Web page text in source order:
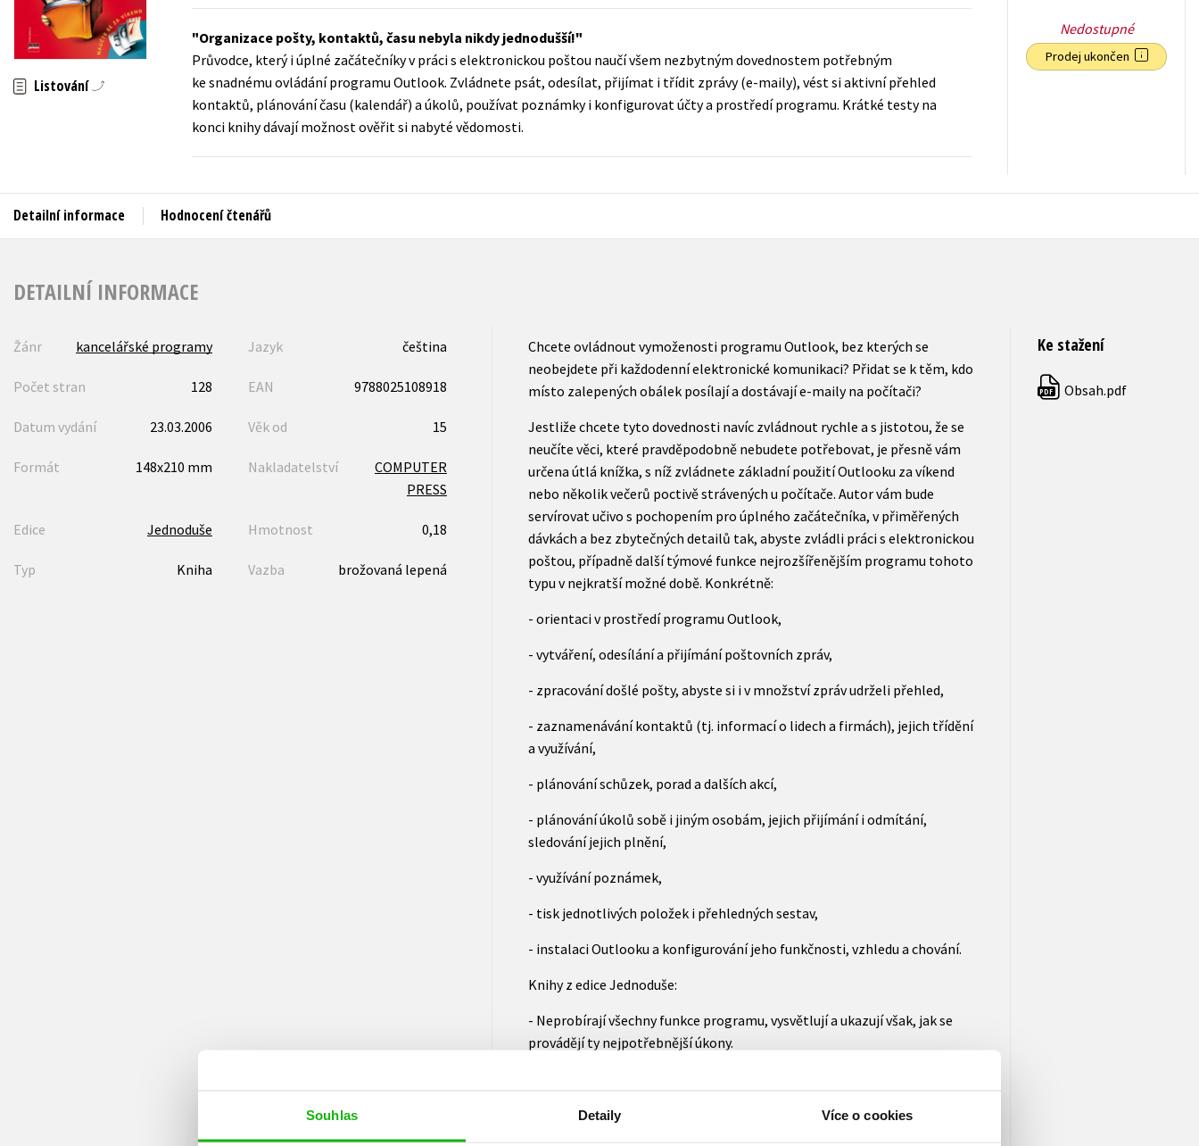
Souhlas Detaily Více o cookies
Auto - moto
Beletrie pro děti
Kalendáře
Kariéra a osobní rozvoj
Komiks
Populárně - naučná pro dospělé
Populárně - naučné pro děti
Předškoláci
Příroda a zahrada
Zahraniční literatura
Zdraví a životní styl
Všechny tituly
Listování
Organizace pošty, kontaktů, času nebyla nikdy jednodušší!
Průvodce, který i úplné začátečníky v práci s elektronickou poštou naučí všem nezbytným dovednostem potřebným
ke snadnému ovládání programu Outlook. Zvládnete psát, odesílat, přijímat i třídit zprávy (e-maily), vést si aktivní přehled
kontaktů, plánování času (kalendář) a úkolů, používat poznámky i konfigurovat účty a prostředí programu. Krátké testy na
konci knihy dávají možnost ověřit si nabyté vědomosti.
Nedostupné
Prodej ukončen
Detailní informace Hodnocení čtenářů
DETAILNÍ INFORMACE
Žánr kancelářské programy Jazyk čeština
Počet stran 128 EAN 9788025108918
Datum vydání 23.03.2006 Věk od 15
Formát 148x210 mm Nakladatelství
COMPUTER
PRESS
Edice Jednoduše Hmotnost 0,18
Typ Kniha Vazba brožovaná lepená
Chcete ovládnout vymoženosti programu Outlook, bez kterých se
neobejdete při každodenní elektronické komunikaci? Přidat se k těm, kdo
místo zalepených obálek posílají a dostávají e-maily na počítači?
Jestliže chcete tyto dovednosti navíc zvládnout rychle a s jistotou, že se
neučíte věci, které pravděpodobně nebudete potřebovat, je přesně vám
určena útlá knížka, s níž zvládnete základní použití Outlooku za víkend
nebo několik večerů poctivě strávených u počítače. Autor vám bude
servírovat učivo s pochopením pro úplného začátečníka, v přiměřených
dávkách a bez zbytečných detailů tak, abyste zvládli práci s elektronickou
poštou, případně další týmové funkce nejrozšířenějším programu tohoto
typu v nejkratší možné době. Konkrétně:
- orientaci v prostředí programu Outlook,
- vytváření, odesílání a přijímání poštovních zpráv,
- zpracování došlé pošty, abyste si i v množství zpráv udrželi přehled,
- zaznamenávání kontaktů (tj. informací o lidech a firmách), jejich třídění
a využívání,
- plánování schůzek, porad a dalších akcí,
- plánování úkolů sobě i jiným osobám, jejich přijímání i odmítání,
sledování jejich plnění,
- využívání poznámek,
- tisk jednotlivých položek i přehledných sestav,
- instalaci Outlooku a konfigurování jeho funkčnosti, vzhledu a chování.
Knihy z edice Jednoduše:
- Neprobírají všechny funkce programu, vysvětlují a ukazují však, jak se
provádějí ty nejpotřebnější úkony.
Ke stažení
PDF Obsah.pdf